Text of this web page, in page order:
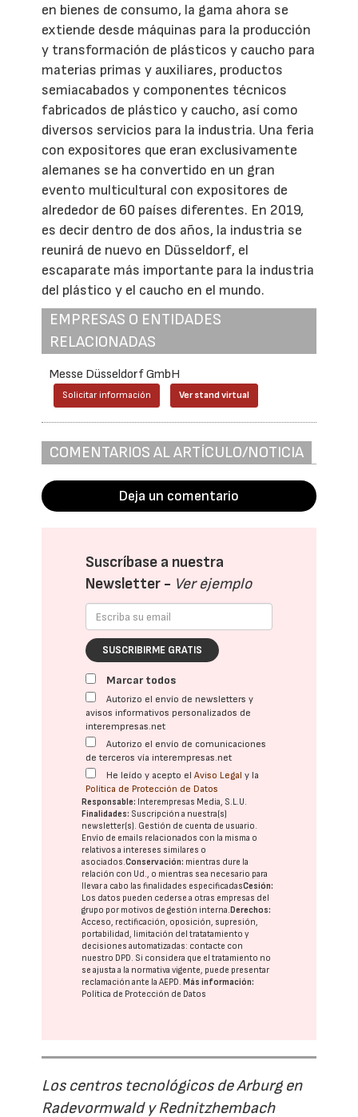
en bienes de consumo, la gama ahora se
extiende desde máquinas para la producción
y transformación de plásticos y caucho para
materias primas y auxiliares, productos
semiacabados y componentes técnicos
fabricados de plástico y caucho, así como
diversos servicios para la industria. Una feria
con expositores que eran exclusivamente
alemanes se ha convertido en un gran
evento multicultural con expositores de
alrededor de 60 países diferentes. En 2019,
es decir dentro de dos años, la industria se
reunirá de nuevo en Düsseldorf, el
escaparate más importante para la industria
del plástico y el caucho en el mundo.
EMPRESAS O ENTIDADES
RELACIONADAS
Messe Düsseldorf GmbH
Solicitar información Ver stand virtual
COMENTARIOS AL ARTÍCULO/NOTICIA
Deja un comentario
Suscríbase a nuestra
Newsletter - Ver ejemplo
SUSCRIBIRME GRATIS
Marcar todos
Autorizo el envío de newsletters y
avisos informativos personalizados de
interempresas.net
Autorizo el envío de comunicaciones
de terceros vía interempresas.net
He leído y acepto elAviso Legal y la
Política de Protección de Datos
Responsable: Interempresas Media, S.L.U.
Finalidades: Suscripción a nuestra(s)
newsletter(s). Gestión de cuenta de usuario.
Envío de emails relacionados con la misma o
relativos a intereses similares o
asociados.Conservación: mientras dure la
relación con Ud., o mientras sea necesario para
llevar a cabo las finalidades especificadasCesión:
Los datos pueden cederse a otras empresas del
grupo por motivos de gestión interna. Derechos:
Acceso, rectificación, oposición, supresión,
portabilidad, limitación del tratatamiento y
decisiones automatizadas: contacte con
nuestro DPD. Si considera que el tratamiento no
se ajusta a la normativa vigente, puede presentar
reclamación ante laAEPD. Más información:
Política de Protección de Datos
Los centros tecnológicos de Arburg en
Radevormwald y Rednitzhembach